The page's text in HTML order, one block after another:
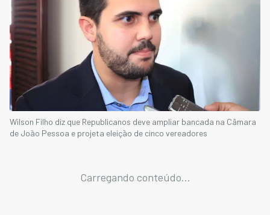
Wilson Filho diz que Republicanos deve ampliar bancada na Câmara
de João Pessoa e projeta eleição de cinco vereadores
Carregando conteúdo...